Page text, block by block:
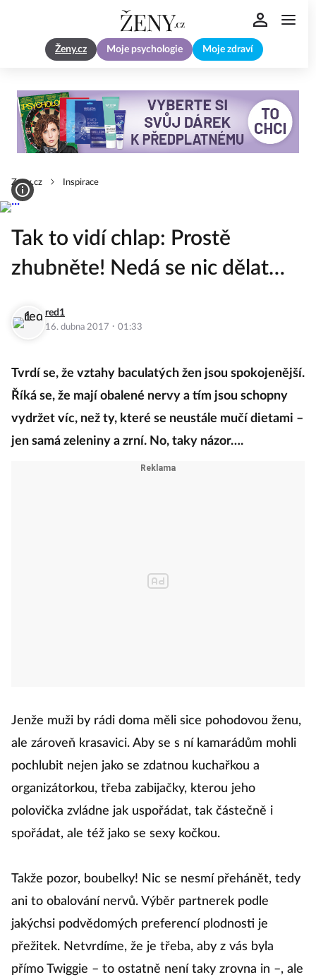
Ženy.cz Moje psychologie Moje zdraví
Zeny.cz Inspirace
Tak to vidí chlap: Prostě
zhubněte! Nedá se nic dělat…
red1
16. dubna 2017 · 01:33
Tvrdí se, že vztahy baculatých žen jsou spokojenější.
Říká se, že mají obalené nervy a tím jsou schopny
vydržet víc, než ty, které se neustále mučí dietami –
jen samá zeleniny a zrní. No, taky názor….
Jenže muži by rádi doma měli sice pohodovou ženu,
ale zároveň krasavici. Aby se s ní kamarádům mohli
pochlubit nejen jako se zdatnou kuchařkou a
organizátorkou, třeba zabijačky, kterou jeho
polovička zvládne jak uspořádat, tak částečně i
spořádat, ale též jako se sexy kočkou.
Takže pozor, boubelky! Nic se nesmí přehánět, tedy
ani to obalování nervů. Výběr partnerek podle
jakýchsi podvědomých preferencí plodnosti je
přežitek. Netvrdíme, že je třeba, aby z vás byla
přímo Twiggie – to ostatně není taky zrovna in –, ale